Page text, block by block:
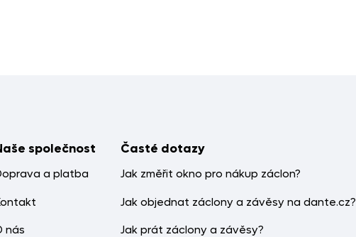
společnost
a platba
nás
Časté dotazy
Jak změřit okno pro nákup záclon?
Jak objednat záclony a závěsy na dante.cz?
Jak prát záclony a závěsy?